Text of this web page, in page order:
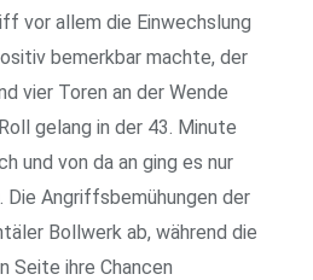
vor allem die Einwechslung
bemerkbar machte, der
vier Toren an der Wende
gelang in der 43. Minute
und von da an ging es nur
Die Angriffsbemühungen der
Bollwerk ab, während die
Seite ihre Chancen